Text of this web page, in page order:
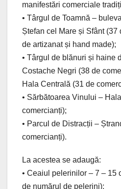
manifestări comerciale
• Târgul de Toamnă –
Ștefan cel Mare și Sfânt
de artizanat și hand made);
• Târgul de blănuri și haine
Costache Negri (38 de
Hala Centrală (31 de
• Sărbătoarea Vinului –
comercianți);
• Parcul de Distracții –
comercianți).
La acestea se adaugă:
• Ceaiul pelerinilor – 7 – 15
de numărul de pelerini);